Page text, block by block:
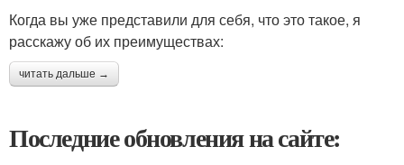
Когда вы уже представили для себя, что это такое, я
расскажу об их преимуществах:
читать дальше →
Последние обновления на сайте: